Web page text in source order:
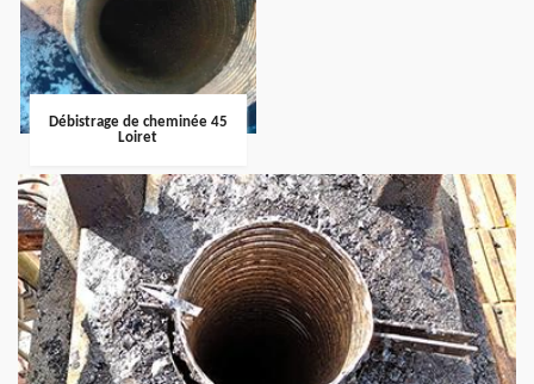
Débistrage de cheminée 45
Loiret